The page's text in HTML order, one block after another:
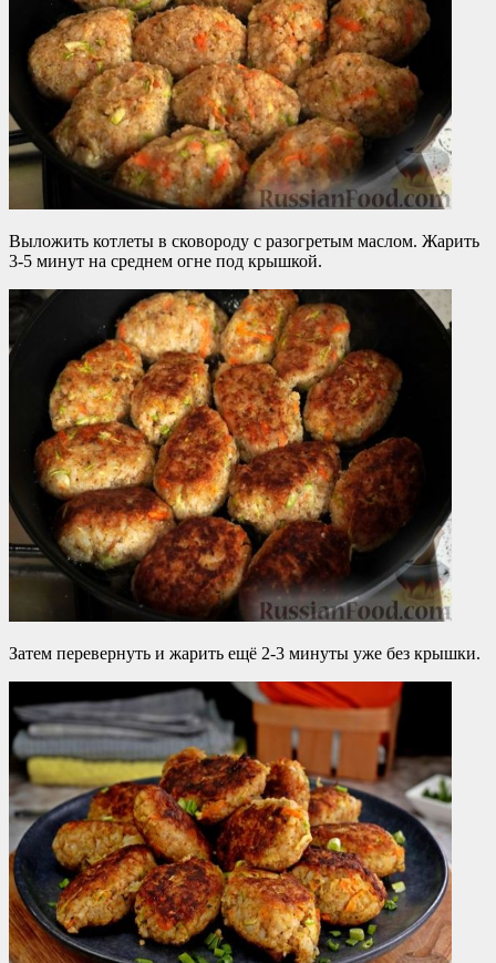
Выложить котлеты в сковороду с разогретым маслом. Жарить
3-5 минут на среднем огне под крышкой.
Затем перевернуть и жарить ещё 2-3 минуты уже без крышки.